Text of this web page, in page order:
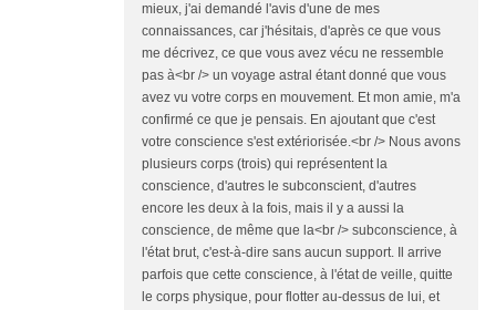
mieux, j'ai demandé l'avis d'une de mes
connaissances, car j'hésitais, d'après ce que vous
me décrivez, ce que vous avez vécu ne ressemble
pas à<br /> un voyage astral étant donné que vous
avez vu votre corps en mouvement. Et mon amie, m'a
confirmé ce que je pensais. En ajoutant que c'est
votre conscience s'est extériorisée.<br /> Nous avons
plusieurs corps (trois) qui représentent la
conscience, d'autres le subconscient, d'autres
encore les deux à la fois, mais il y a aussi la
conscience, de même que la<br /> subconscience, à
l'état brut, c'est-à-dire sans aucun support. Il arrive
parfois que cette conscience, à l'état de veille, quitte
le corps physique, pour flotter au-dessus de lui, et